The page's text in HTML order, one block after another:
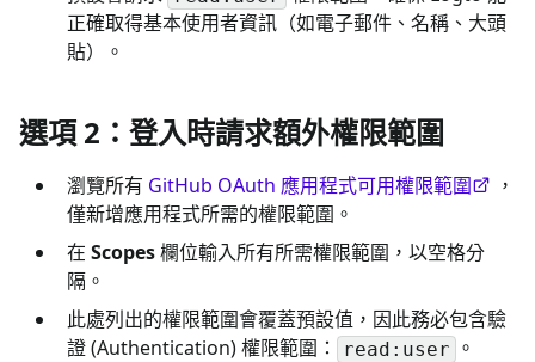
正確取得基本使用者資訊（如電子郵件、名稱、大頭
貼）。
選項 2：登入時請求額外權限範圍
瀏覽所有 GitHub OAuth 應用程式可用權限範圍
，
僅新增應用程式所需的權限範圍。
在 Scopes欄位輸入所有所需權限範圍，以空格分
隔。
此處列出的權限範圍會覆蓋預設值，因此務必包含驗
證 (Authentication) 權限範圍：
read:user 。